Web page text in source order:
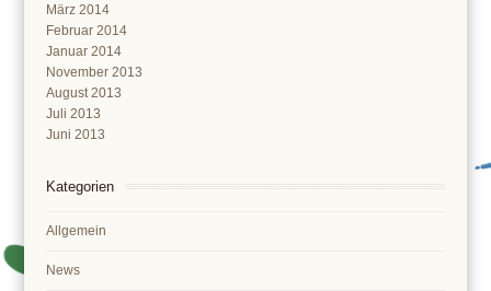
März 2014
Februar 2014
Januar 2014
November 2013
August 2013
Juli 2013
Juni 2013
Kategorien
Allgemein
News